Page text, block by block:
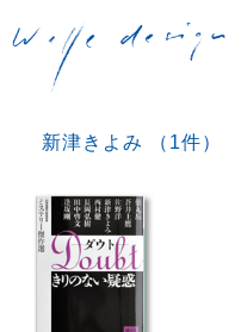
新津きよみ （1件）